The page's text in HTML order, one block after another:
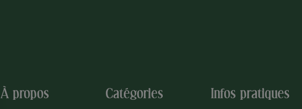
À propos Catégories Infos pratiques